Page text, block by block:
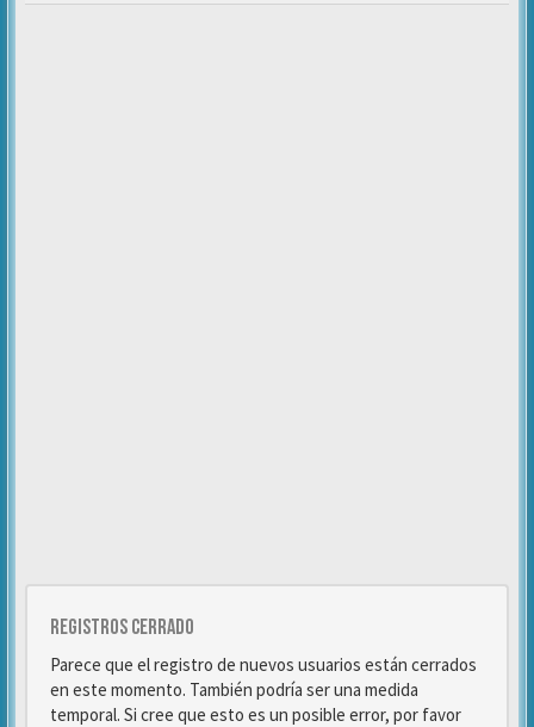
Registros cerrado
Parece que el registro de nuevos usuarios están cerrados
en este momento. También podría ser una medida
temporal. Si cree que esto es un posible error, por favor